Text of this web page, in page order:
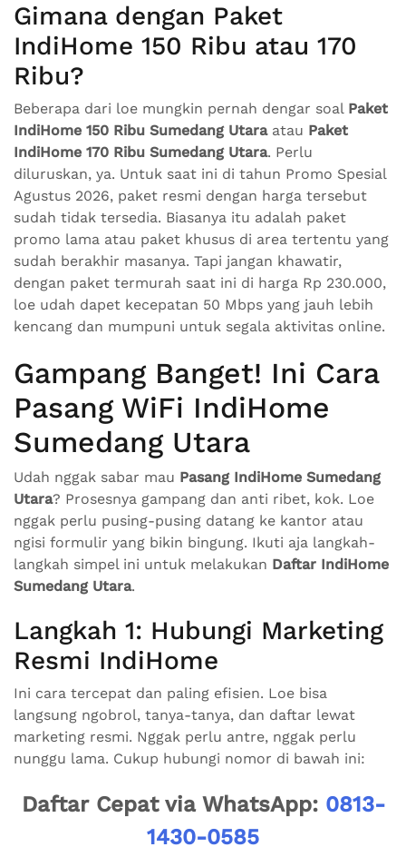
Gimana dengan Paket
IndiHome 150 Ribu atau 170
Ribu?
Beberapa dari loe mungkin pernah dengar soal Paket
IndiHome 150 Ribu Sumedang Utaraatau Paket
IndiHome 170 Ribu Sumedang Utara. Perlu
diluruskan, ya. Untuk saat ini di tahun Promo Spesial
Agustus 2026, paket resmi dengan harga tersebut
sudah tidak tersedia. Biasanya itu adalah paket
promo lama atau paket khusus di area tertentu yang
sudah berakhir masanya. Tapi jangan khawatir,
dengan paket termurah saat ini di harga Rp 230.000,
loe udah dapet kecepatan 50 Mbps yang jauh lebih
kencang dan mumpuni untuk segala aktivitas online.
Gampang Banget! Ini Cara
Pasang WiFi IndiHome
Sumedang Utara
Udah nggak sabar mau Pasang IndiHome Sumedang
Utara? Prosesnya gampang dan anti ribet, kok. Loe
nggak perlu pusing-pusing datang ke kantor atau
ngisi formulir yang bikin bingung. Ikuti aja langkah-
langkah simpel ini untuk melakukan Daftar IndiHome
Sumedang Utara.
Langkah 1: Hubungi Marketing
Resmi IndiHome
Ini cara tercepat dan paling efisien. Loe bisa
langsung ngobrol, tanya-tanya, dan daftar lewat
marketing resmi. Nggak perlu antre, nggak perlu
nunggu lama. Cukup hubungi nomor di bawah ini:
Daftar Cepat via WhatsApp: 0813-
1430-0585